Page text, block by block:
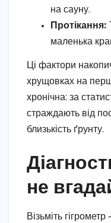
на сауну.
Протікання:
маленька
Ці фактори
хрущовках на
хронічна: за
страждають від
близькість ґрунту.
не
Візьміть